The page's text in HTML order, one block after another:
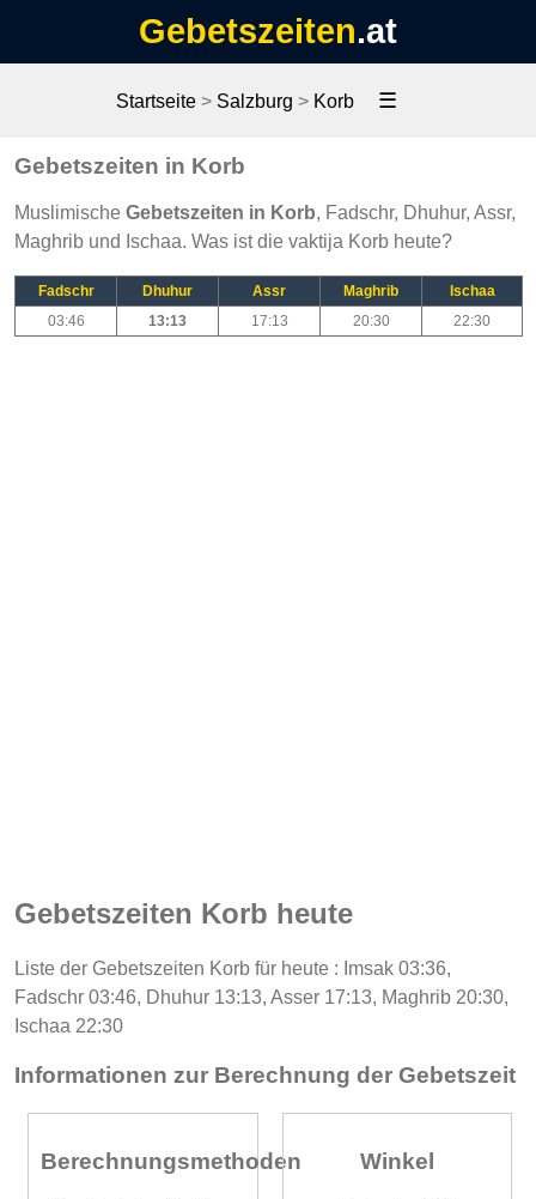
Gebetszeiten.at
Startseite> Salzburg > Korb ☰
Gebetszeiten in Korb
Muslimische Gebetszeiten in Korb, Fadschr, Dhuhur, Assr,
Maghrib und Ischaa. Was ist die vaktija Korb heute?
Fadschr Dhuhur Assr Maghrib
Ischaa
03:46
13:13 17:13 20:30 22:30
Gebetszeiten Korb heute
Liste der Gebetszeiten Korb für heute : Imsak 03:36,
Fadschr 03:46, Dhuhur 13:13, Asser 17:13, Maghrib 20:30,
Ischaa 22:30
Informationen zur Berechnung der Gebetszeit
Berechnungsmethoden Winkel